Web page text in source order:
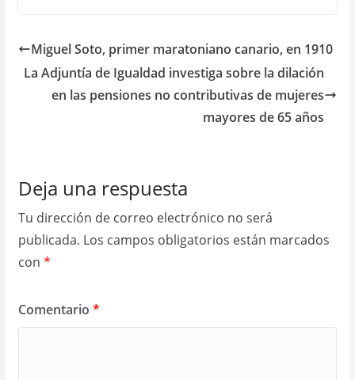
Miguel Soto, primer maratoniano canario, en 1910
La Adjuntía de Igualdad investiga sobre la dilación
en las pensiones no contributivas de mujeres
mayores de 65 años
Deja una respuesta
Tu dirección de correo electrónico no será
publicada. Los campos obligatorios están marcados
con *
Comentario *